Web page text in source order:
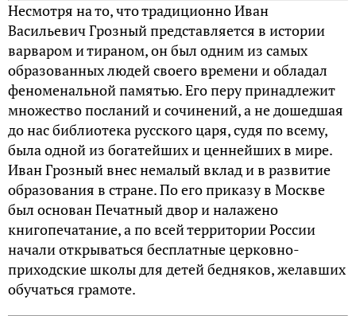
Несмотря на то, что традиционно Иван
Васильевич Грозный представляется в истории
варваром и тираном, он был одним из самых
образованных людей своего времени и обладал
феноменальной памятью. Его перу принадлежит
множество посланий и сочинений, а не дошедшая
до нас библиотека русского царя, судя по всему,
была одной из богатейших и ценнейших в мире.
Иван Грозный внес немалый вклад и в развитие
образования в стране. По его приказу в Москве
был основан Печатный двор и налажено
книгопечатание, а по всей территории России
начали открываться бесплатные церковно-
приходские школы для детей бедняков, желавших
обучаться грамоте.